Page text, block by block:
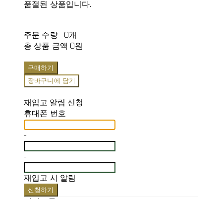
품절된 상품입니다.
주문 수량
0개
총 상품 금액 0원
구매하기
장바구니에 담기
재입고 알림 신청
휴대폰 번호
-
-
재입고 시 알림
신청하기